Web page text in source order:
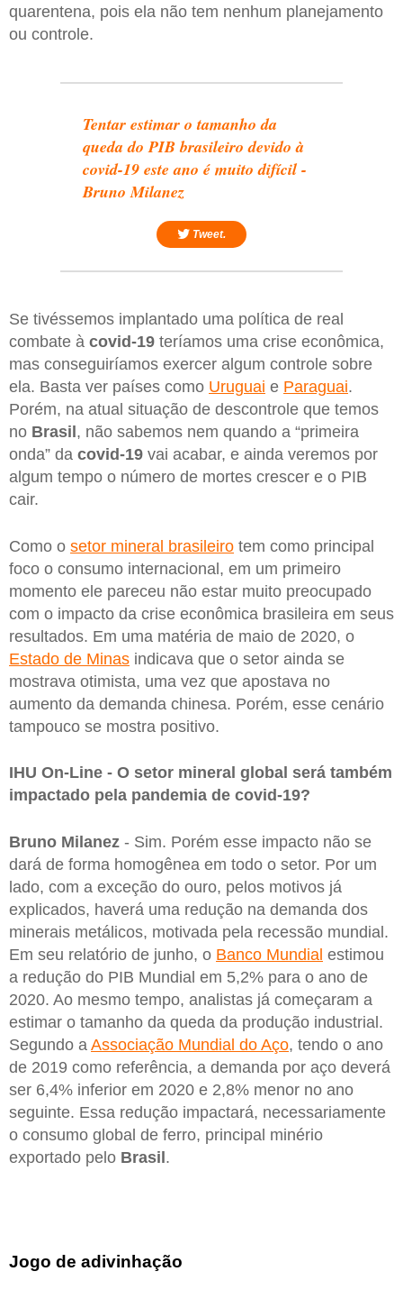
quarentena, pois ela não tem nenhum planejamento
ou controle.
Tentar estimar o tamanho da
queda do PIB brasileiro devido à
covid-19 este ano é muito difícil -
Bruno Milanez
Tweet.
Se tivéssemos implantado uma política de real
combate à covid-19 teríamos uma crise econômica,
mas conseguiríamos exercer algum controle sobre
ela. Basta ver países como Uruguai e Paraguai.
Porém, na atual situação de descontrole que temos
no Brasil, não sabemos nem quando a “primeira
onda” da covid-19 vai acabar, e ainda veremos por
algum tempo o número de mortes crescer e o PIB
cair.
Como o setor mineral brasileiro tem como principal
foco o consumo internacional, em um primeiro
momento ele pareceu não estar muito preocupado
com o impacto da crise econômica brasileira em seus
resultados. Em uma matéria de maio de 2020, o
Estado de Minas indicava que o setor ainda se
mostrava otimista, uma vez que apostava no
aumento da demanda chinesa. Porém, esse cenário
tampouco se mostra positivo.
IHU On-Line - O setor mineral global será também
impactado pela pandemia de covid-19?
Bruno Milanez - Sim. Porém esse impacto não se
dará de forma homogênea em todo o setor. Por um
lado, com a exceção do ouro, pelos motivos já
explicados, haverá uma redução na demanda dos
minerais metálicos, motivada pela recessão mundial.
Em seu relatório de junho, o Banco Mundial estimou
a redução do PIB Mundial em 5,2% para o ano de
2020. Ao mesmo tempo, analistas já começaram a
estimar o tamanho da queda da produção industrial.
Segundo a Associação Mundial do Aço, tendo o ano
de 2019 como referência, a demanda por aço deverá
ser 6,4% inferior em 2020 e 2,8% menor no ano
seguinte. Essa redução impactará, necessariamente
o consumo global de ferro, principal minério
exportado pelo Brasil.
Jogo de adivinhação